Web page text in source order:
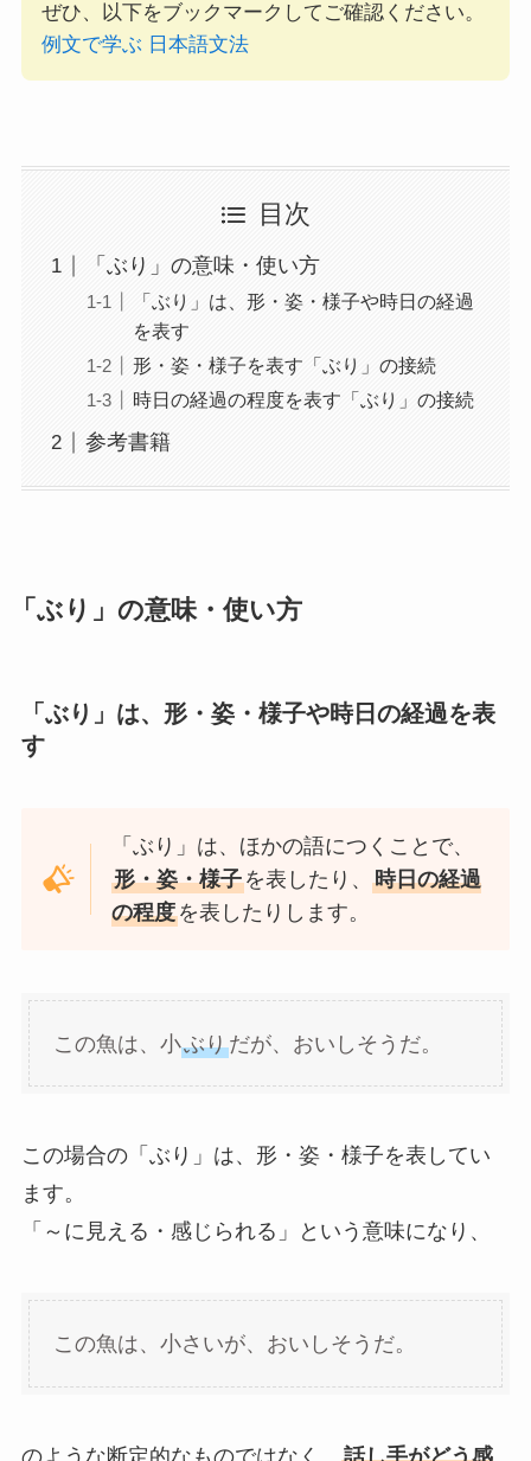
ぜひ、以下をブックマークしてご確認ください。
例文で学ぶ 日本語文法
目次
「ぶり」の意味・使い方
「ぶり」は、形・姿・様子や時日の経過
を表す
形・姿・様子を表す「ぶり」の接続
時日の経過の程度を表す「ぶり」の接続
参考書籍
「ぶり」の意味・使い方
「ぶり」は、形・姿・様子や時日の経過を表
す
「ぶり」は、ほかの語につくことで、
形・姿・様子を表したり、時日の経過
の程度を表したりします。
この魚は、小ぶりだが、おいしそうだ。
この場合の「ぶり」は、形・姿・様子を表してい
ます。
「～に見える・感じられる」という意味になり、
この魚は、小さいが、おいしそうだ。
のような断定的なものではなく、 話し手がどう感